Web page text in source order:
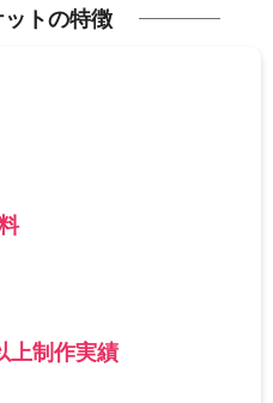
トの特徴
上制作実績